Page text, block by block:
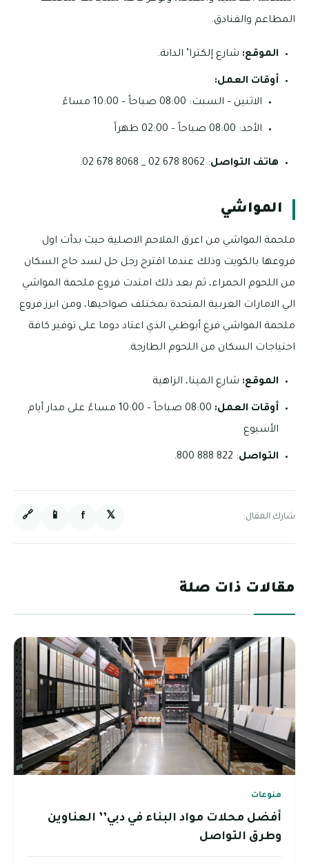
المطاعم والفنادق.
الموقع: شارع إلكترا’ الدانة.
أوقات العمل:
الاثنين – السبت: 08:00 صباحاً – 10:00 مساءً
الأحد: 08:00 صباحاً – 02:00 ظهراً
هاتف التواصل: 8062 678 02 _ 8068 678 02.
المواشي
ملحمة المواشي من اعرق الملاحم الاصلية حيث بدأت اول
فروعها بالكويت وذلك عندما اقترح رجل حل لسد حاج السكان
من اللحوم الحمراء، ثم بعد ذلك امتدت فروع ملحمة المواشي
الي الامارات العربية المتحدة بمختلف ضواحيها، ومن ابرز فروع
ملحمة المواشي فرع أبوظبي الذي اعتاد دوما على توفير كافة
احتياجات السكان من اللحوم الطازجة.
الموقع: شارع المينا، الزاهية
أوقات العمل:
08:00 صباحاً – 10:00 مساءً على مدار أيام
الأسبوع
التواصل: 822 888 800.
شارك المقال: 𝕏
f
📱
🔗
مقالات ذات صلة
منوعات
أفضل محلات مواد البناء في دبي’’ العناوين
وطرق التواصل